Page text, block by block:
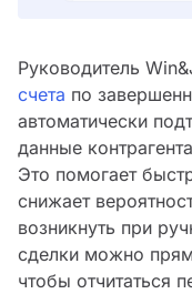
Руководитель
счета по
автоматически
данные
Это помогает
снижает
возникнуть при
сделки можно
чтобы отчитаться